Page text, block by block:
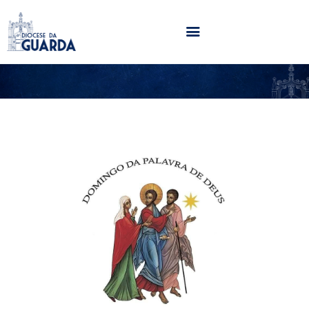
HOME
NOTÍCIAS
AGENDA
MULTIMÉDIA
SENTIR COM A IGREJA
CONTACTOS